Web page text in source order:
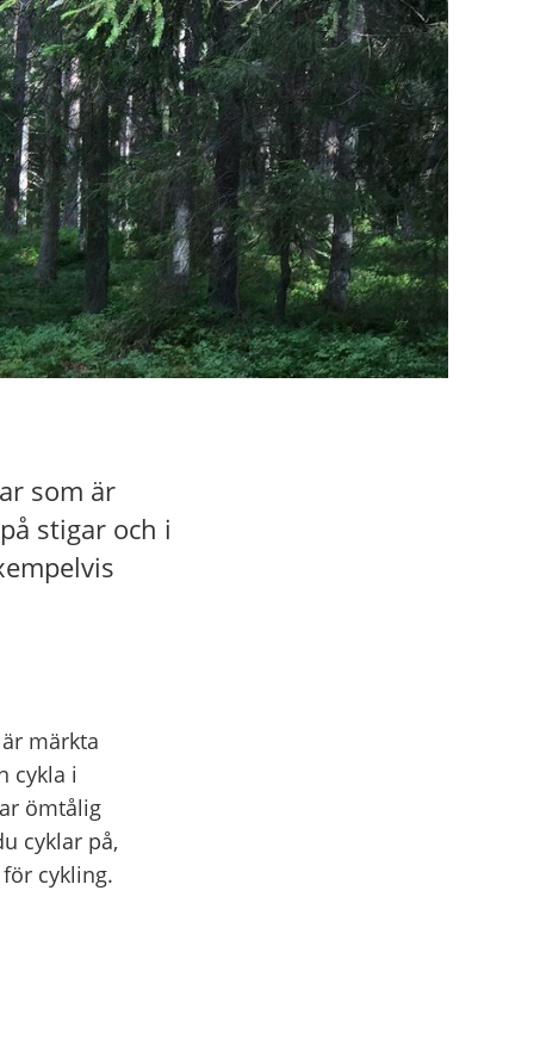
som är
stigar och i
märkta
cykla i
ömtålig
cyklar på,
cykling.